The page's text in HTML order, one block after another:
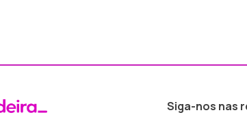
Siga-nos nas